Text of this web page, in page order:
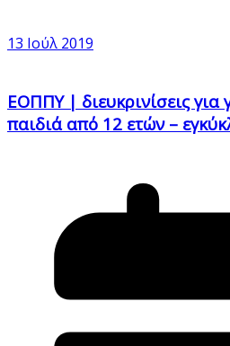
13 Ιούλ 2019
ΕΟΠΠΥ | διευκρινίσεις
παιδιά από 12 ετών –